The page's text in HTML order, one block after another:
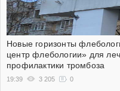
Новые горизонты
центр флебологии» для
профилактики тромбоза
19:39 3 205 0